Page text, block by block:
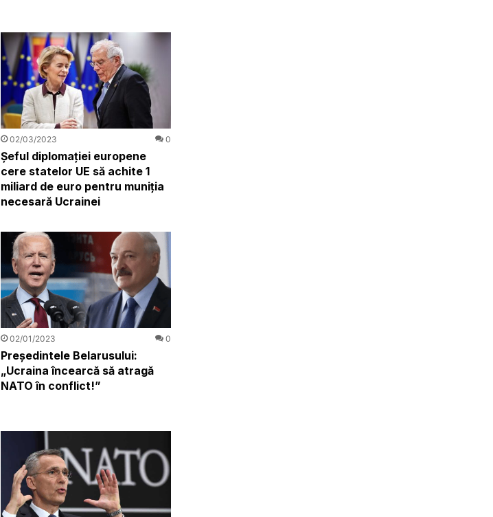
02/03/2023 0
Șeful diplomației europene
cere statelor UE să achite 1
miliard de euro pentru muniția
necesară Ucrainei
02/01/2023 0
Președintele Belarusului:
„Ucraina încearcă să atragă
NATO în conflict!”